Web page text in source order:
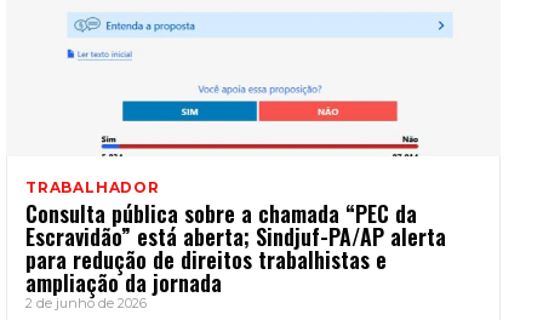
TRABALHADOR
Consulta pública sobre a chamada “PEC da
Escravidão” está aberta; Sindjuf-PA/AP alerta
para redução de direitos trabalhistas e
ampliação da jornada
2 de junho de 2026